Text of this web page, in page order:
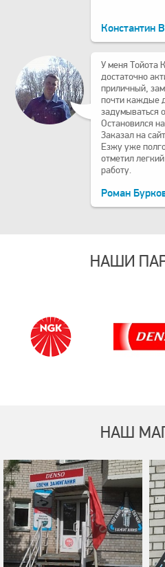
Константин
У меня Тойота
достаточно
приличный,
почти каждые
задумываться
Остановился
Заказал на
Езжу уже
отметил
работу.
Роман
НАШИ
НАШ